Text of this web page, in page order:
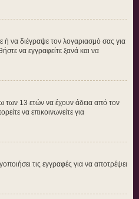
ή να διέγραψε τον λογαριασμό σας για
να εγγραφείτε ξανά και να
των 13 ετών να έχουν άδεια από τον
να επικοινωνείτε για
τις εγγραφές για να αποτρέψει